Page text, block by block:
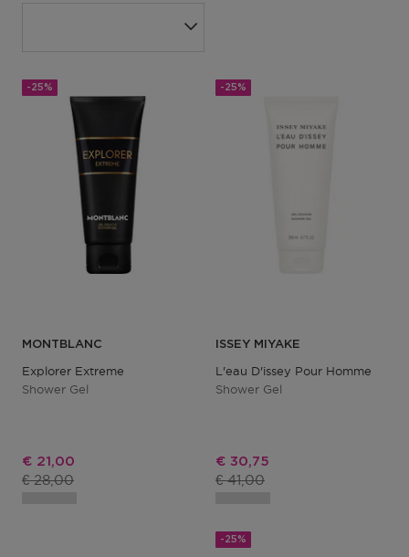
-25%
MONTBLANC
Explorer Extreme
Shower Gel
Kortingsprijs
€ 21,00
Productprijs
€ 28,00
-25%
ISSEY MIYAKE
L'eau D'issey Pour Homme
Shower Gel
Kortingsprijs
€ 30,75
Productprijs
€ 41,00
-25%